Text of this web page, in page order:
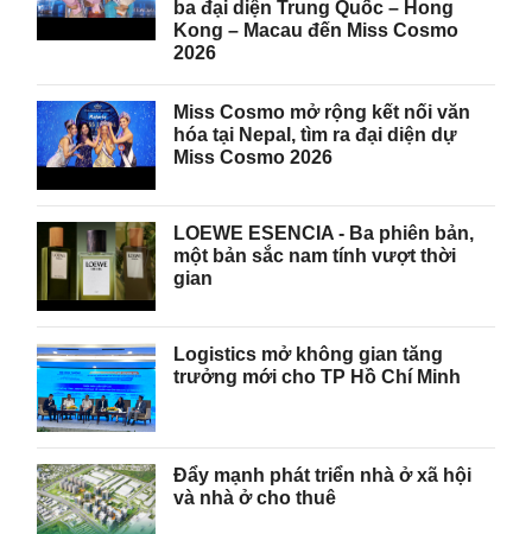
ba đại diện Trung Quốc – Hong
Kong – Macau đến Miss Cosmo
2026
Miss Cosmo mở rộng kết nối văn
hóa tại Nepal, tìm ra đại diện dự
Miss Cosmo 2026
LOEWE ESENCIA - Ba phiên bản,
một bản sắc nam tính vượt thời
gian
Logistics mở không gian tăng
trưởng mới cho TP Hồ Chí Minh
Đẩy mạnh phát triển nhà ở xã hội
và nhà ở cho thuê